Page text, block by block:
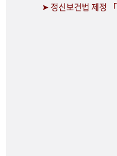
➤ 정신보건법 제정